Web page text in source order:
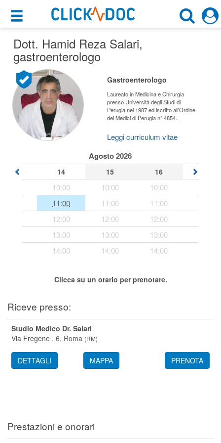
×
Motore di ricerca
×
Cerca uno specialista
Gastroenterologo
Roma (RM)
CERCA
Cosa possiamo offrirti
Per i pazienti
Prenota una visita
Ricerca specialisti
Consulti online
Per gli specialisti
Prenotazioni online
Planner e rubrica in cloud
Segreteria virtuale
Teleconsulto
Dott. Hamid Reza Salari,
gastroenterologo
Gastroenterologo
Laureato in Medicina e Chirurgia
presso Università degli Studi di
Perugia nel 1987 ed iscritto all'Ordine
dei Medici di Perugia n° 4854..
Leggi curriculum vitae
Agosto 2026
14 15 16
10:00 10:00
10:00
11:00
11:00
11:00
12:00
12:00
12:00
13:00
13:00
13:00
14:00
14:00 14:00
Clicca su un orario per prenotare.
Riceve presso:
Studio Medico Dr. Salari
Via Fregene , 6, Roma (RM)
DETTAGLI MAPPA PRENOTA
Prestazioni e onorari